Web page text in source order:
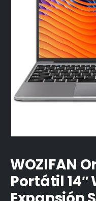
WOZIFAN
Portátil 14″